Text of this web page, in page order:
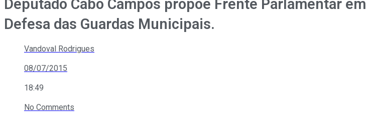
Deputado Cabo Campos propõe Frente Parlamentar em
Defesa das Guardas Municipais.
Vandoval Rodrigues
08/07/2015
18:49
No Comments